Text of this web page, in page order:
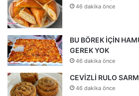
46 dakika önce
BU BÖREK İÇİN
GEREK YOK
46 dakika önce
CEVİZLİ RULO
46 dakika önce